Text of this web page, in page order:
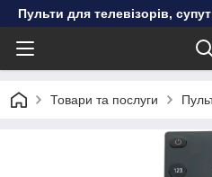
Пульти для телевізорів,
Товари та послуги